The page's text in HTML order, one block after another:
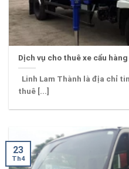
Dịch vụ cho thuê xe cẩu hàng
Linh Lam Thành là địa chỉ
thuê [...]
23
Th4